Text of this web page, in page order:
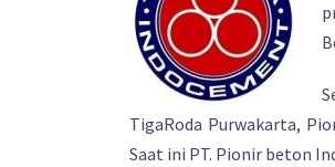
TigaRoda Purwakarta,
Saat ini PT. Pionir beton